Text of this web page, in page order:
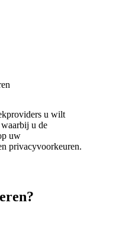
u wilt
u de
uw
privacyvoorkeuren.